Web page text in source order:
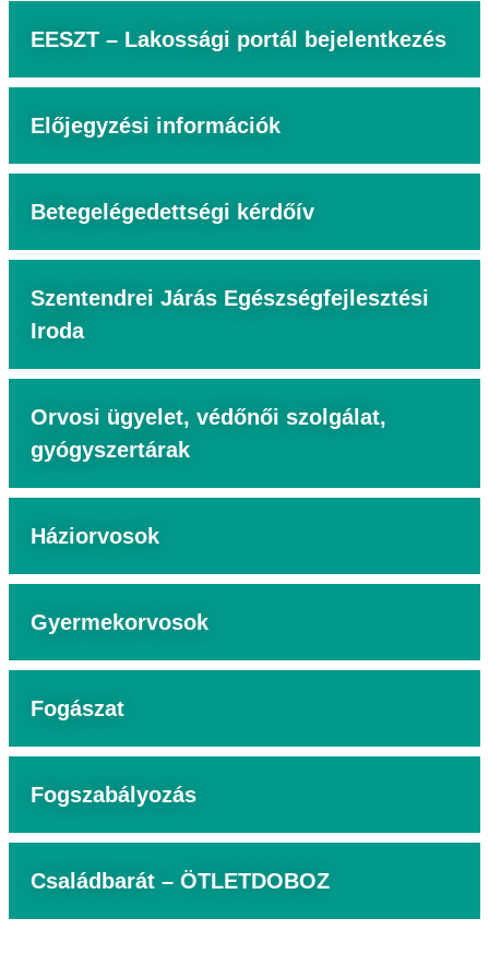
EESZT – Lakossági portál bejelentkezés
Előjegyzési információk
Betegelégedettségi kérdőív
Szentendrei Járás Egészségfejlesztési
Iroda
Orvosi ügyelet, védőnői szolgálat,
gyógyszertárak
Háziorvosok
Gyermekorvosok
Fogászat
Fogszabályozás
Családbarát – ÖTLETDOBOZ